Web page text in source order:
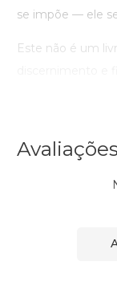
se impõe — ele
Este não é um
Avaliações